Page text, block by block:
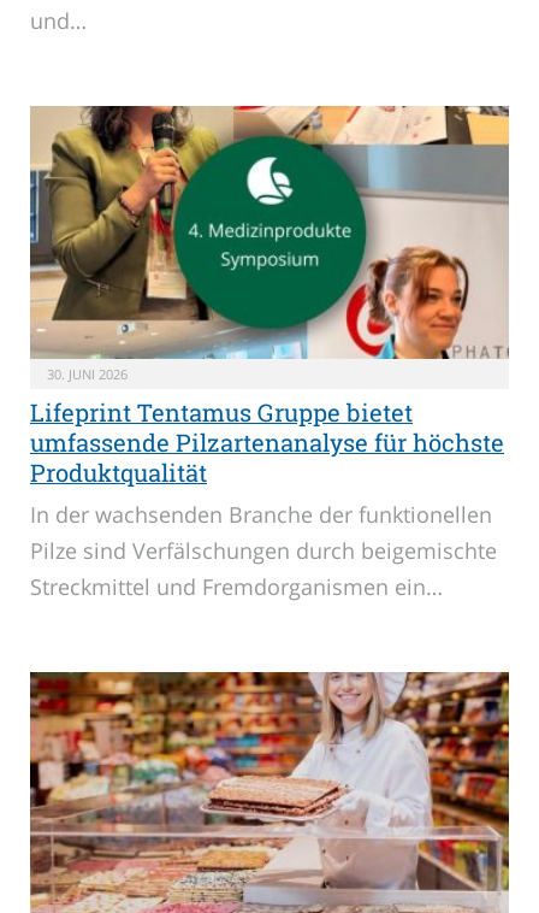
und…
30. JUNI 2026
Lifeprint Tentamus Gruppe bietet
umfassende Pilzartenanalyse für höchste
Produktqualität
In der wachsenden Branche der funktionellen
Pilze sind Verfälschungen durch beigemischte
Streckmittel und Fremdorganismen ein…